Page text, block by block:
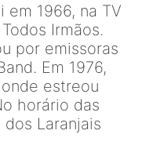
em 1966, na TV
Irmãos.
por emissoras
Em 1976,
estreou
horário das
Laranjais